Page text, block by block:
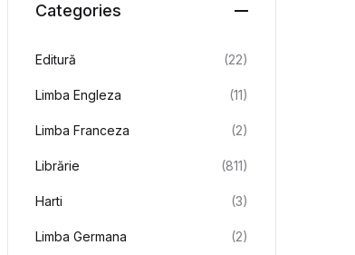
Categories
Editură (22)
Limba Engleza (11)
Limba Franceza (2)
Librărie (811)
Harti (3)
Limba Germana (2)